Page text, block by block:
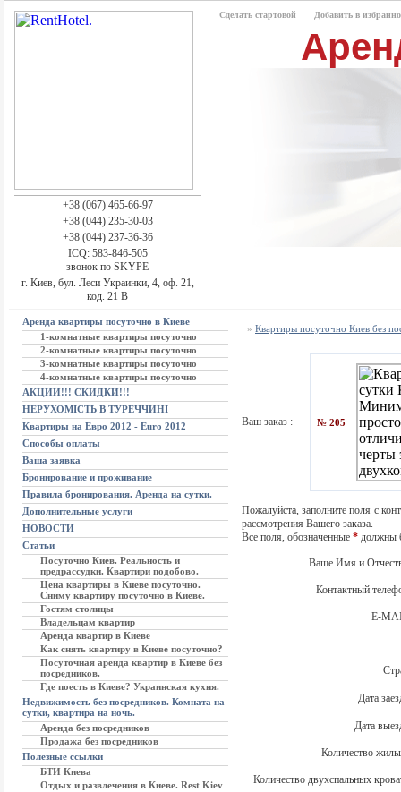
+38 (067) 465-66-97
+38 (044) 235-30-03
+38 (044) 237-36-36
ICQ: 583-846-505
звонок по SKYPE
г. Киев, бул. Леси Украинки, 4, оф. 21,
код. 21 В
Сделать стартовой Добавить в
Аренда квартиры посуточно в Киеве
1-комнатные квартиры посуточно
2-комнатные квартиры посуточно
3-комнатные квартиры посуточно
4-комнатные квартиры посуточно
АКЦИИ!!! СКИДКИ!!!
НЕРУХОМІСТЬ В ТУРЕЧЧИНІ
Квартиры на Евро 2012 - Euro 2012
Способы оплаты
Ваша заявка
Бронирование и проживание
Правила бронирования. Аренда на сутки.
Дополнительные услуги
НОВОСТИ
Статьи
Посуточно Киев. Реальность и
предрассудки. Квартири подобово.
Цена квартиры в Киеве посуточно.
Сниму квартиру посуточно в Киеве.
Гостям столицы
Владельцам квартир
Аренда квартир в Киеве
Как снять квартиру в Киеве посуточно?
Посуточная аренда квартир в Киеве без
посредников.
Где поесть в Киеве? Украинская кухня.
Недвижимость без посредников. Комната на
сутки, квартира на ночь.
Аренда без посредников
Продажа без посредников
Полезные ссылки
БТИ Киева
Отдых и развлечения в Киеве. Rest Kiev
» Квартиры посуточно Киев без
Ваш заказ : № 205
Пожалуйста, заполните поля с
рассмотрения Вашего заказа.
Все поля, обозначенные * должны
Ваше Имя и
Контактный
E-
Дата
Дата
Количество
Количество двухспальных